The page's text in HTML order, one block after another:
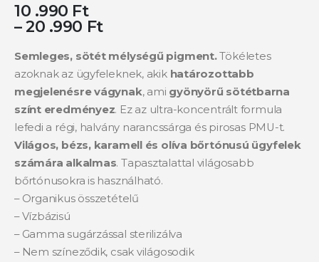
10 .990 Ft
–20 .990 Ft
Semleges, sötét mélységű pigment.Tökéletes
azoknak az ügyfeleknek, akik határozottabb
megjelenésre vágynak, ami gyönyörű sötétbarna
színt eredményez. Ez az ultra-koncentrált formula
lefedi a régi, halvány narancssárga és pirosas PMU-t.
Világos, bézs, karamell és olíva bőrtónusú ügyfelek
számára alkalmas. Tapasztalattal világosabb
bőrtónusokra is használható.
– Organikus összetételű
– Vízbázisú
– Gamma sugárzással sterilizálva
– Nem színeződik, csak világosodik